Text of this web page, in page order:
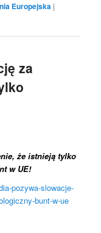
Europejska |
za
że istnieją tylko
w UE!
pozywa-slowacje-
bunt-w-ue